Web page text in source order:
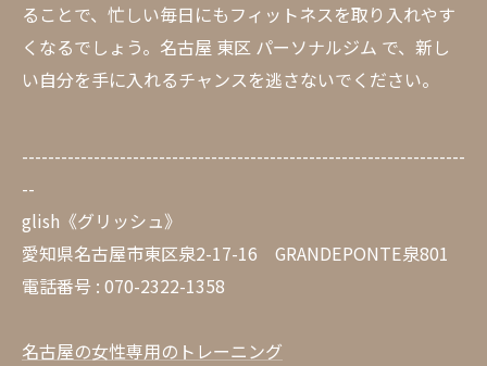
ることで、忙しい毎日にもフィットネスを取り入れやす
くなるでしょう。名古屋 東区 パーソナルジム で、新し
い自分を手に入れるチャンスを逃さないでください。
--------------------------------------------------------------------
--
glish《グリッシュ》
愛知県名古屋市東区泉2-17-16 GRANDEPONTE泉801
電話番号 : 070-2322-1358
名古屋の女性専用のトレーニング